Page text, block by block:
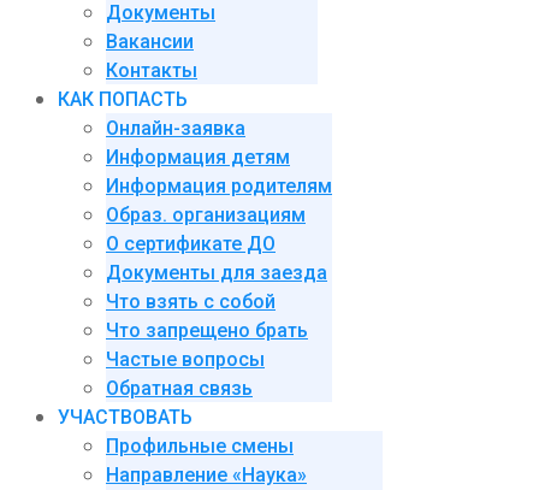
Документы
Вакансии
Контакты
КАК ПОПАСТЬ
Онлайн-заявка
Информация детям
Информация родителям
Образ. организациям
О сертификате ДО
Документы для заезда
Что взять с собой
Что запрещено брать
Частые вопросы
Обратная связь
УЧАСТВОВАТЬ
Профильные смены
Направление «Наука»